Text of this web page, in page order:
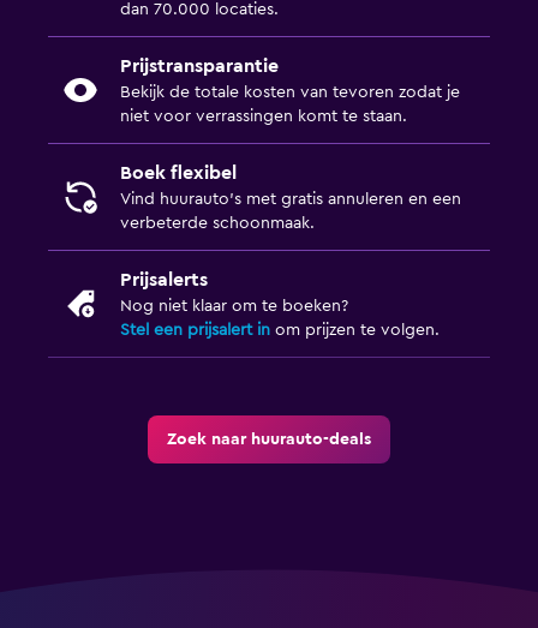
dan 70.000 locaties.
Prijstransparantie
Bekijk de totale kosten van tevoren zodat je
niet voor verrassingen komt te staan.
Boek flexibel
Vind huurauto's met gratis annuleren en een
verbeterde schoonmaak.
Prijsalerts
Nog niet klaar om te boeken?
Stel een prijsalert in om prijzen te volgen.
Zoek naar huurauto-deals